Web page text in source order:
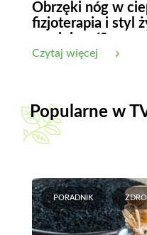
Obrzęki nóg w
fizjoterapia i styl
Czytaj więcej
Popularne w
PORADNIK